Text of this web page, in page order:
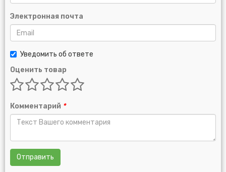
Электронная почта
Уведомить об ответе
Оценить товар
Комментарий *
Отправить